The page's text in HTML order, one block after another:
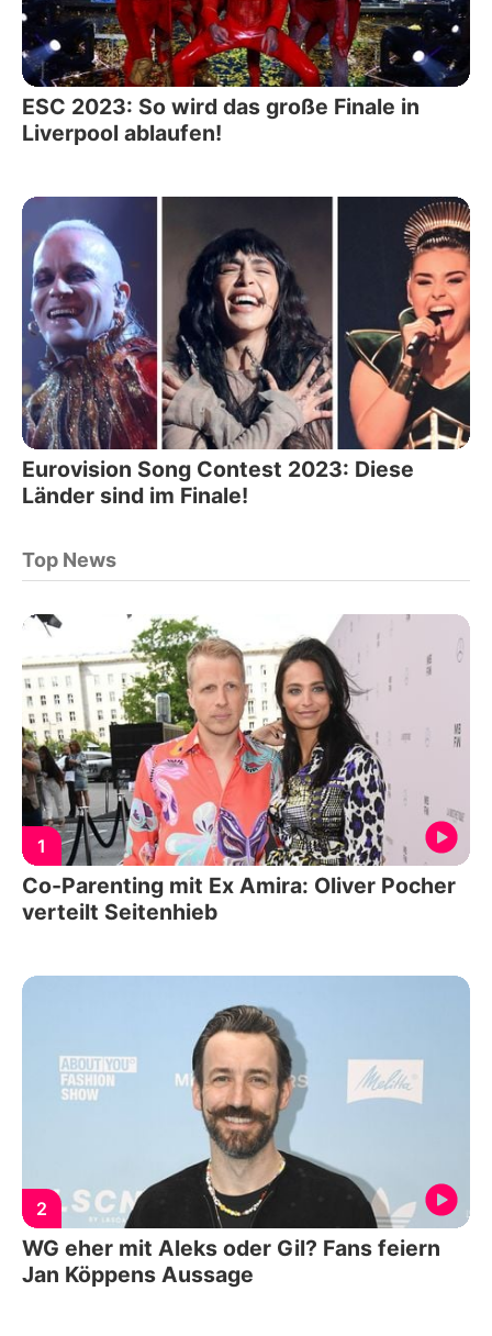
ESC 2023: So wird das große Finale in
Liverpool ablaufen!
Eurovision Song Contest 2023: Diese
Länder sind im Finale!
Top News
1
Co-Parenting mit Ex Amira: Oliver Pocher
verteilt Seitenhieb
2
WG eher mit Aleks oder Gil? Fans feiern
Jan Köppens Aussage